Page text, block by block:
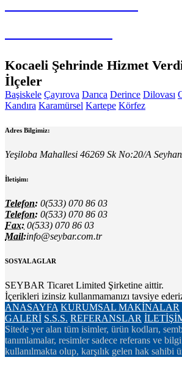
Kocaeli Şehrinde Hizmet
İlçeler
Başiskele Çayırova Darıca Derince Dilovası
Kandıra Karamürsel Kartepe Körfez
Adres Bilgimiz:
Yeşiloba Mahallesi 46269 Sk No:20/A
İletişim:
Telefon: 0(533) 070 86 03
Telefon: 0(533) 070 86 03
Fax: 0(533) 070 86 03
Mail:info@seybar.com.tr
SOSYAL AGLAR
SEYBAR Ticaret Limited Şirketine aittir.
İçerikleri izinsiz kullanmamanızı tavsiye
ANASAYFA KURUMSAL MAKİNALAR
GALERİ S.S.S. REFERANSLAR
Sitede yer alan tüm isimler, ürün kodları,
tanımlamalar, resimler sadece referans ve bilgi
kullanılmakta olup, karşılık gelen hak sahibi